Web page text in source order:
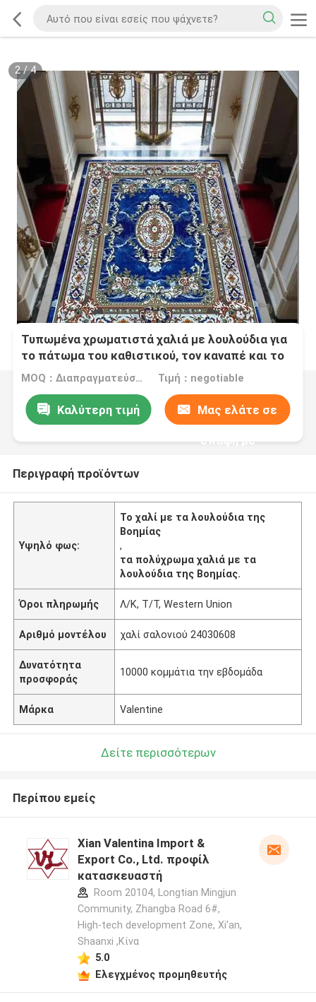
2/4
Τυπωμένα χρωματιστά χαλιά με λουλούδια για
το πάτωμα του καθιστικού, τον καναπέ και το
υπνοδωμάτιο
MOQ：Διαπραγματεύσιμα Τιμή：negotiable
Καλύτερη τιμή Μας ελάτε σε
επαφή με
Περιγραφή προϊόντων
Υψηλό φως:
Το χαλί με τα λουλούδια της
Βοημίας
,
τα πολύχρωμα χαλιά με τα
λουλούδια της Βοημίας.
Όροι πληρωμής Λ/Κ, Τ/Τ, Western Union
Αριθμό μοντέλου χαλί σαλονιού 24030608
Δυνατότητα
προσφοράς
10000 κομμάτια την εβδομάδα
Μάρκα Valentine
Δείτε περισσότερων
Περίπου εμείς
Xian Valentina Import &
Export Co., Ltd. προφίλ
κατασκευαστή
Room 20104, Longtian Mingjun
Community, Zhangba Road 6#,
High-tech development Zone, Xi'an,
Shaanxi ,Κίνα
5.0
Ελεγχμένος προμηθευτής